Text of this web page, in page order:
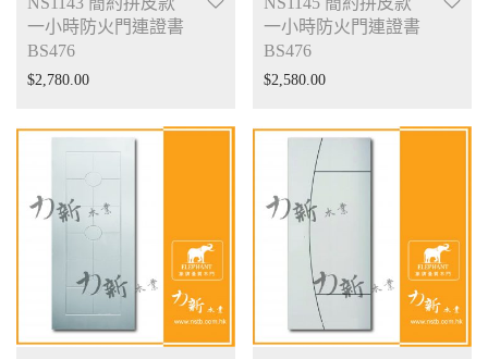
一小時防火門連證書
BS476
$2,780.00
一小時防火門連證書
BS476
$2,580.00